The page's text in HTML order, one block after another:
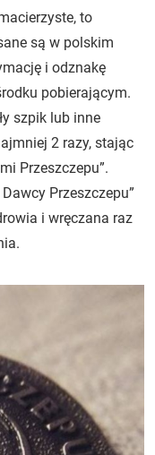
to
są w polskim
i odznakę
pobierającym.
szpik lub inne
2 razy, stając
Przeszczepu”.
Przeszczepu”
i wręczana raz